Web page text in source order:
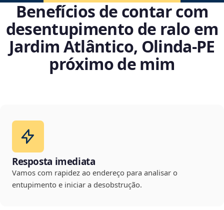
Benefícios de contar com
desentupimento de ralo em
Jardim Atlântico, Olinda‑PE
próximo de mim
Resposta imediata
Vamos com rapidez ao endereço para analisar o
entupimento e iniciar a desobstrução.